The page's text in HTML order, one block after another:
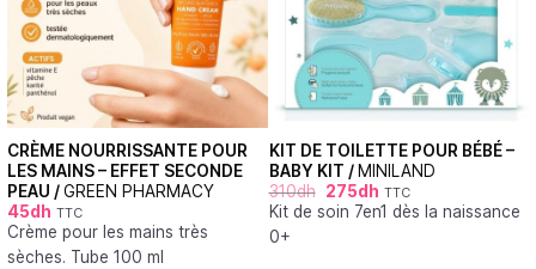
CRÈME NOURRISSANTE POUR
LES MAINS – EFFET SECONDE
PEAU /GREEN PHARMACY
45dh TTC
Crème pour les mains très
sèches. Tube 100 ml
KIT DE TOILETTE POUR BÉBÉ –
BABY KIT / MINILAND
310dh 275dh TTC
Kit de soin 7en1 dès la naissance
0+